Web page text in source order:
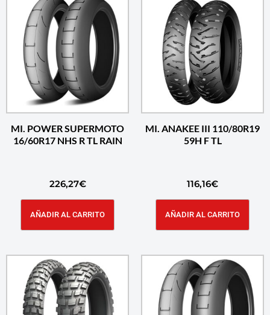
MI. POWER SUPERMOTO
16/60R17 NHS R TL RAIN
226,27€
AÑADIR AL CARRITO
MI. ANAKEE III 110/80R19
59H F TL
116,16€
AÑADIR AL CARRITO